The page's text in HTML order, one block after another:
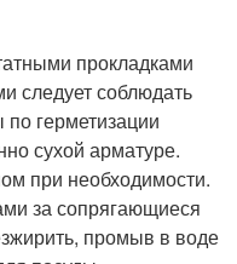
прокладками
следует соблюдать
герметизации
сухой арматуре.
при необходимости.
за сопрягающиеся
промыв в воде